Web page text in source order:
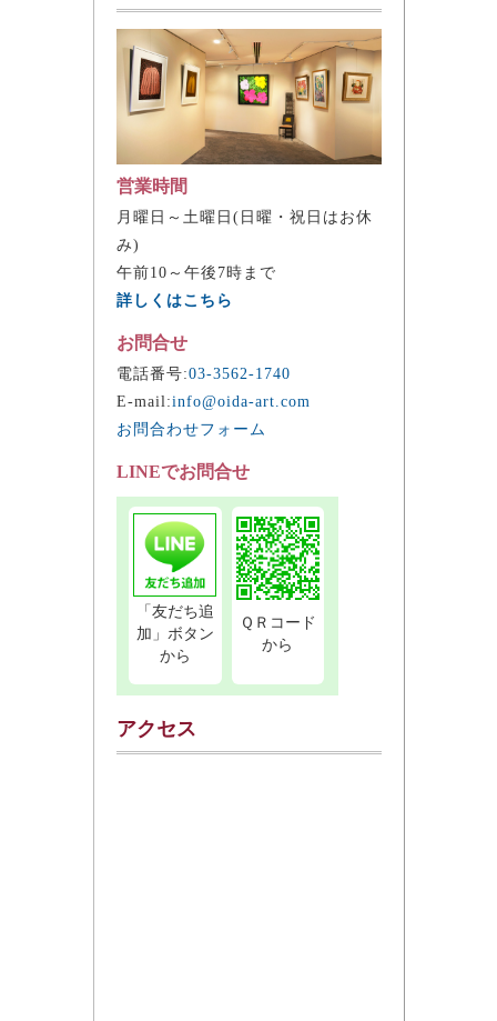
営業時間
月曜日～土曜日(日曜・祝日はお休
み)
午前10～午後7時まで
詳しくはこちら
お問合せ
電話番号:03-3562-1740
E-mail:info@oida-art.com
お問合わせフォーム
LINEでお問合せ
「友だち追
加」ボタン
から
ＱＲコード
から
アクセス